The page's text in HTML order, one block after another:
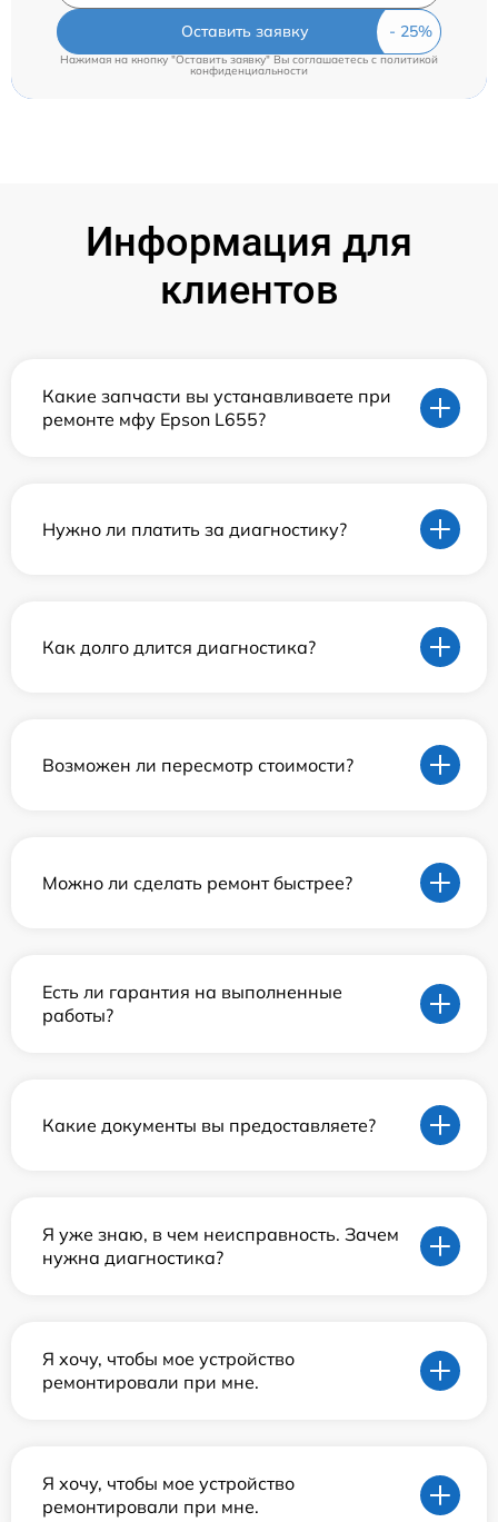
Оставить заявку
Нажимая на кнопку "Оставить заявку" Вы соглашаетесь c политикой
конфиденциальности
Информация для
клиентов
Какие запчасти вы устанавливаете при
ремонте мфу Epson L655?
Нужно ли платить за диагностику?
Как долго длится диагностика?
Возможен ли пересмотр стоимости?
Можно ли сделать ремонт быстрее?
Есть ли гарантия на выполненные
работы?
Какие документы вы предоставляете?
Я уже знаю, в чем неисправность. Зачем
нужна диагностика?
Я хочу, чтобы мое устройство
ремонтировали при мне.
Я хочу, чтобы мое устройство
ремонтировали при мне.